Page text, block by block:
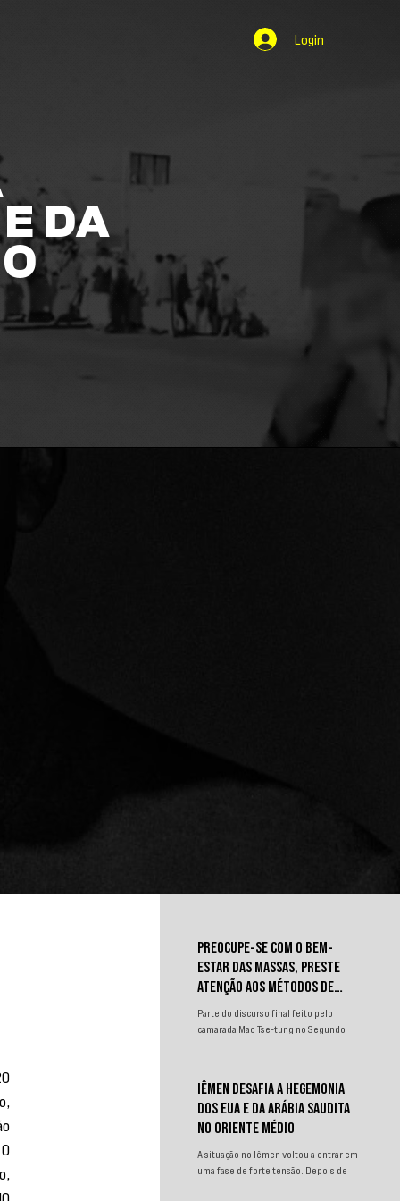
DA
Login
PREOCUPE-SE COM O BEM-
ESTAR DAS MASSAS, PRESTE
ATENÇÃO AOS MÉTODOS DE
TRABALHO
Parte do discurso final feito pelo
camarada Mao Tse-tung no Segundo
Camponeses, realizado em Juichin,
província de Kiangsi, em janeiro de
1934.
IÊMEN DESAFIA A HEGEMONIA
DOS EUA E DA ARÁBIA SAUDITA
NO ORIENTE MÉDIO
A situação no Iêmen voltou a entrar em
uma fase de forte tensão. Depois de